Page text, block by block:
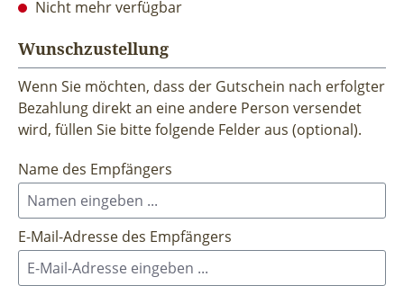
Nicht mehr verfügbar
Wunschzustellung
Wenn Sie möchten, dass der Gutschein nach erfolgter
Bezahlung direkt an eine andere Person versendet
wird, füllen Sie bitte folgende Felder aus (optional).
Name des Empfängers
E-Mail-Adresse des Empfängers